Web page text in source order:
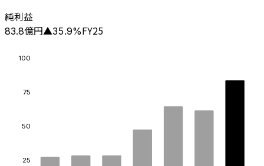
純利益
83.8億円▲35.9%FY25
25
50
75
100